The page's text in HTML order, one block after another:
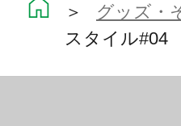
＞ グッズ・
スタイル#04